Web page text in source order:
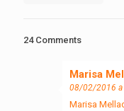
24 Comments
Marisa
08/02/2016 a
Marisa